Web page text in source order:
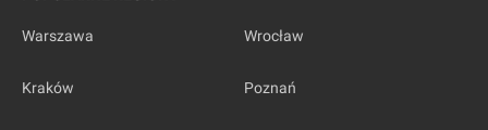
Warszawa Wrocław
Kraków Poznań